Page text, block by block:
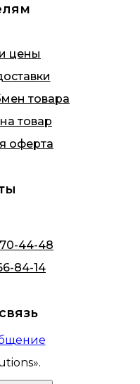
цены
товара
товар
оферта
44-48
84-14
».